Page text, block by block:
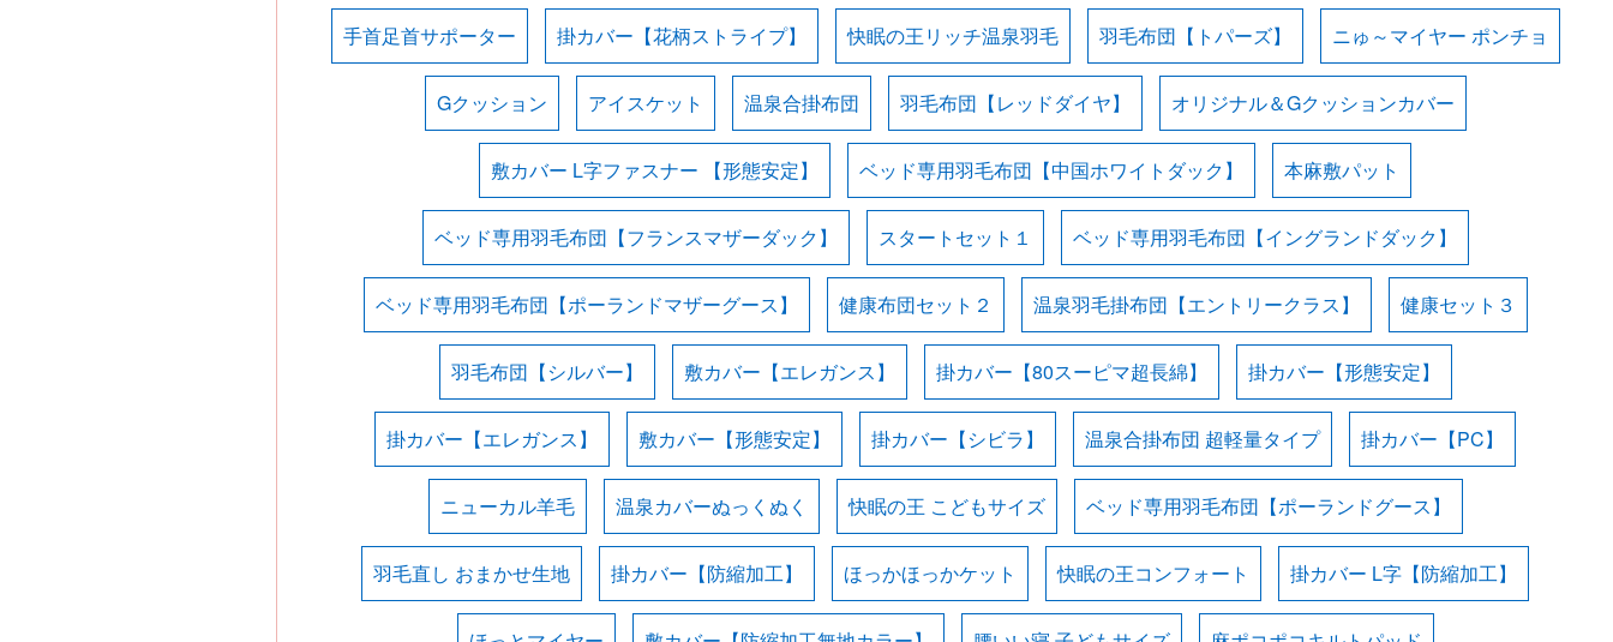
手首足首サポーター 掛カバー【花柄ストライプ】 快眠の王リッチ温泉羽毛 羽毛布団【トパーズ】 ニゅ～マイヤー ポンチョ
Gクッション アイスケット 温泉合掛布団 羽毛布団【レッドダイヤ】 オリジナル＆Gクッションカバー
敷カバー L字ファスナー 【形態安定】 ベッド専用羽毛布団【中国ホワイトダック】 本麻敷パット
ベッド専用羽毛布団【フランスマザーダック】 スタートセット１ ベッド専用羽毛布団【イングランドダック】
ベッド専用羽毛布団【ポーランドマザーグース】 健康布団セット２ 温泉羽毛掛布団【エントリークラス】 健康セット３
羽毛布団【シルバー】 敷カバー【エレガンス】 掛カバー【80スーピマ超長綿】 掛カバー【形態安定】
掛カバー【エレガンス】 敷カバー【形態安定】 掛カバー【シビラ】 温泉合掛布団 超軽量タイプ 掛カバー【PC】
ニューカル羊毛 温泉カバーぬっくぬく 快眠の王 こどもサイズ ベッド専用羽毛布団【ポーランドグース】
羽毛直し おまかせ生地 掛カバー【防縮加工】 ほっかほっかケット 快眠の王コンフォート 掛カバー L字【防縮加工】